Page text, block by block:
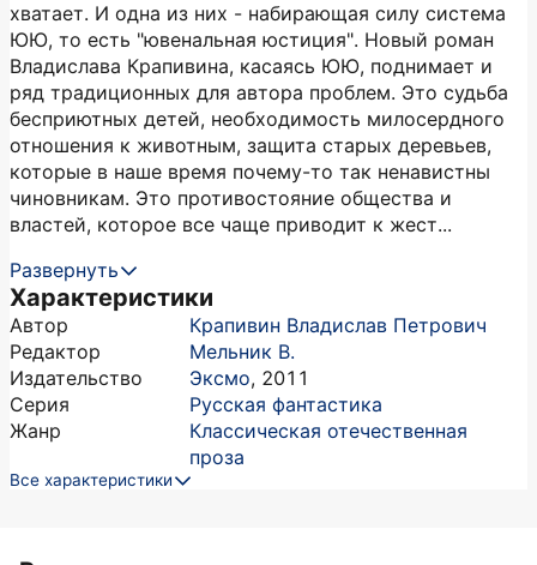
хватает. И одна из них - набирающая силу система
ЮЮ, то есть "ювенальная юстиция". Новый роман
Владислава Крапивина, касаясь ЮЮ, поднимает и
ряд традиционных для автора проблем. Это судьба
бесприютных детей, необходимость милосердного
отношения к животным, защита старых деревьев,
которые в наше время почему-то так ненавистны
чиновникам. Это противостояние общества и
властей, которое все чаще приводит к жест...
Развернуть
Характеристики
Автор
Крапивин Владислав Петрович
Редактор
Мельник В.
Издательство
Эксмо, 2011
Серия
Русская фантастика
Жанр
Классическая отечественная
проза
Все характеристики